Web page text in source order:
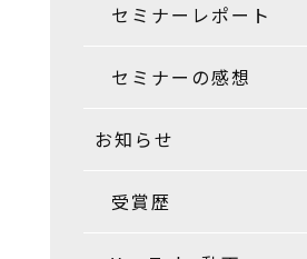
セミナーレポート
セミナーの感想
お知らせ
受賞歴